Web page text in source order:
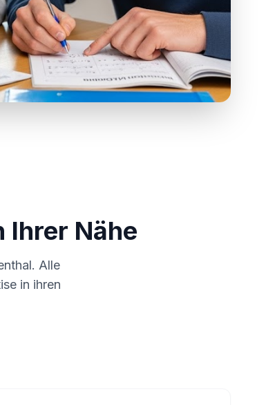
Nähe
. Alle
in ihren